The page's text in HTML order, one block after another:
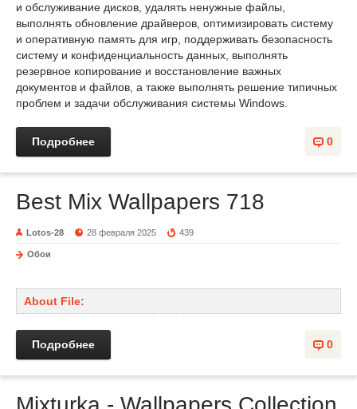
и обслуживание дисков, удалять ненужные файлы,
выполнять обновление драйверов, оптимизировать систему
и оперативную память для игр, поддерживать безопасность
систему и конфиденциальность данных, выполнять
резервное копирование и восстановление важных
документов и файлов, а также выполнять решение типичных
проблем и задачи обслуживания системы Windows.
0
Подробнее
Best Mix Wallpapers 718
Lotos-28 28 февраля 2025 439
Обои
About File:
0
Подробнее